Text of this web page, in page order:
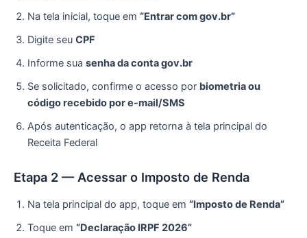
Na tela inicial, toque em “Entrar com gov.br”
Digite seu CPF
Informe sua senha da conta gov.br
Se solicitado, confirme o acesso por biometria ou
código recebido por e-mail/SMS
Após autenticação, o app retorna à tela principal do
Receita Federal
Etapa 2 — Acessar o Imposto de Renda
Na tela principal do app, toque em “Imposto de Renda”
Toque em “Declaração IRPF 2026”